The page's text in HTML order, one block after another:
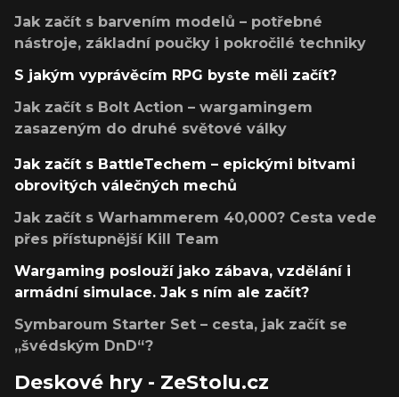
Jak začít s barvením modelů – potřebné
nástroje, základní poučky i pokročilé techniky
S jakým vyprávěcím RPG byste měli začít?
Jak začít s Bolt Action – wargamingem
zasazeným do druhé světové války
Jak začít s BattleTechem – epickými bitvami
obrovitých válečných mechů
Jak začít s Warhammerem 40,000? Cesta vede
přes přístupnější Kill Team
Wargaming poslouží jako zábava, vzdělání i
armádní simulace. Jak s ním ale začít?
Symbaroum Starter Set – cesta, jak začít se
„švédským DnD“?
Deskové hry - ZeStolu.cz